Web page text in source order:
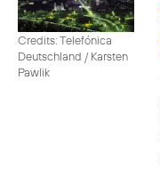
Credits: Telefónica
Deutschland / Karsten
Pawlik